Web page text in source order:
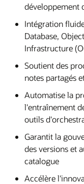
développement
Intégration
Database,
Infrastructure
Soutient des
notes partagés
Automatise la
l'entraînement
outils
Garantit la
des versions et
catalogue
Accélère